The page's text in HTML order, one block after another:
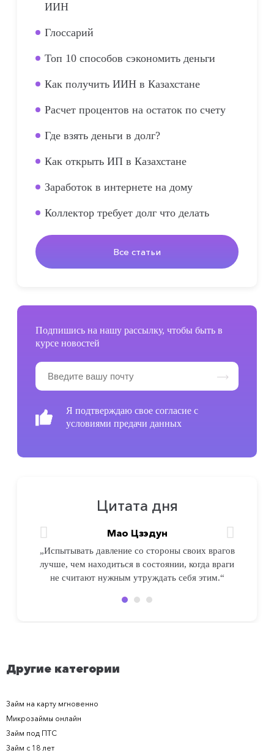
ИИН
Глоссарий
Топ 10 способов сэкономить деньги
Как получить ИИН в Казахстане
Расчет процентов на остаток по счету
Где взять деньги в долг?
Как открыть ИП в Казахстане
Заработок в интернете на дому
Коллектор требует долг что делать
Все статьи
Подпишись на нашу рассылку, чтобы быть в
курсе новостей
Я подтверждаю свое согласие с
условиями предачи данных
Цитата дня
Мао Цзэдун
„Испытывать давление со стороны своих врагов
лучше, чем находиться в состоянии, когда враги
не считают нужным утруждать себя этим.“
Мао Цзэдун
„Испытывать давление со стороны своих врагов
лучше, чем находиться в состоянии, когда враги
не считают нужным утруждать себя этим. 2“
Мао Цзэдун
„Испытывать давление со стороны своих врагов
лучше, чем находиться в состоянии, когда враги
не считают нужным утруждать себя этим. 3“
Другие категории
Займ на карту мгновенно
Микрозаймы онлайн
Займ под ПТС
Займ с 18 лет